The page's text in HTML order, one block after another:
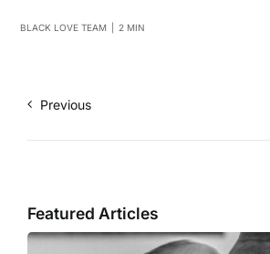
BLACK LOVE TEAM 2 MIN
Previous
Featured Articles